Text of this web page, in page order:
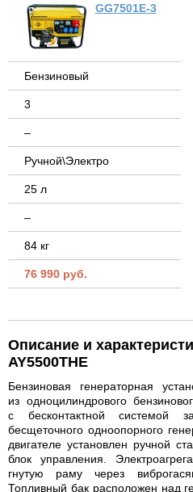
GG7501E-3
Бензиновый
3
–
Ручной\Электро
25 л
–
84 кг
76 990 руб.
Описание и
AY5500THE
Бензиновая генераторная
из одноцилиндрового
с бесконтактной системой
беcщеточного одноопорного
двигателе установлен ручной
блок управления.
гнутую раму через
Топливный бак расположен над